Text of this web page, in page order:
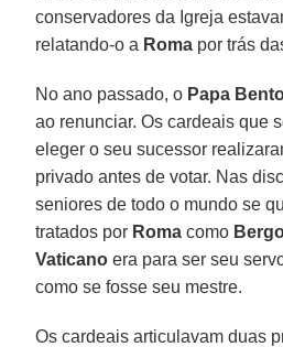
conservadores da Igreja
relatando-o a Roma por trás
No ano passado, o Papa
ao renunciar. Os cardeais que
eleger o seu sucessor
privado antes de votar. Nas
seniores de todo o mundo se
tratados por Roma como
Vaticano era para ser seu
como se fosse seu mestre.
Os cardeais articulavam duas